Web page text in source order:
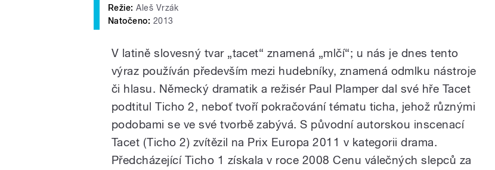
Režie: Aleš Vrzák
Natočeno: 2013
V latině slovesný tvar „tacet“ znamená „mlčí“; u nás je dnes tento
výraz používán především mezi hudebníky, znamená odmlku nástroje
či hlasu. Německý dramatik a režisér Paul Plamper dal své hře Tacet
podtitul Ticho 2, neboť tvoří pokračování tématu ticha, jehož různými
podobami se ve své tvorbě zabývá. S původní autorskou inscenací
Tacet (Ticho 2) zvítězil na Prix Europa 2011 v kategorii drama.
Předcházející Ticho 1 získala v roce 2008 Cenu válečných slepců za